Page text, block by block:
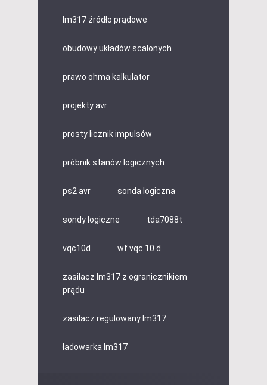
lm317 źródło prądowe
obudowy układów scalonych
prawo ohma kalkulator
projekty avr
prosty licznik impulsów
próbnik stanów logicznych
ps2 avr sonda logiczna
sondy logiczne tda7088t
vqc10d wf vqc 10 d
zasilacz lm317 z ogranicznikiem
prądu
zasilacz regulowany lm317
ładowarka lm317